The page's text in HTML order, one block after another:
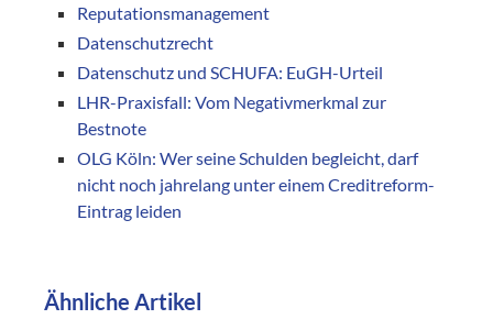
Reputationsmanagement
Datenschutzrecht
Datenschutz und SCHUFA: EuGH-Urteil
LHR-Praxisfall: Vom Negativmerkmal zur
Bestnote
OLG Köln: Wer seine Schulden begleicht, darf
nicht noch jahrelang unter einem Creditreform-
Eintrag leiden
Ähnliche Artikel